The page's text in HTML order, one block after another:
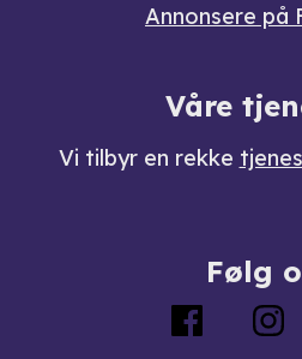
Annonsere på
Våre
Vi tilbyr en rekke
Følg